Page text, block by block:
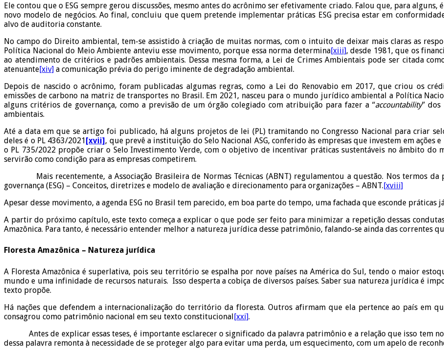
Ele contou que o ESG sempre gerou discussões, mesmo antes do acrônimo ser efetivamente criado. Falou que, para
novo modelo de negócios. Ao final, concluiu que quem pretende implementar práticas ESG precisa estar em
alvo de auditoria constante.
No campo do Direito ambiental, tem-se assistido à criação de muitas normas, com o intuito de deixar mais claras as
Política Nacional do Meio Ambiente anteviu esse movimento, porque essa norma determina[xiii], desde 1981, que os
ao atendimento de critérios e padrões ambientais. Dessa mesma forma, a Lei de Crimes Ambientais pode ser citada
atenuante[xiv] a comunicação prévia do perigo iminente de degradação ambiental.
Depois de nascido o acrônimo, foram publicadas algumas regras, como a Lei do Renovabio em 2017, que criou os
emissões de carbono na matriz de transportes no Brasil. Em 2021, nasceu para o mundo jurídico ambiental a Política
alguns critérios de governança, como a previsão de um órgão colegiado com atribuição para fazer a “accountability” dos
ambientais.
Até a data em que se artigo foi publicado, há alguns projetos de lei (PL) tramitando no Congresso Nacional para criar
deles é o PL 4363/2021[xvii], que prevê a instituição do Selo Nacional ASG, conferido às empresas que investem em ações
o PL 735/2022 propõe criar o Selo Investimento Verde, com o objetivo de incentivar práticas sustentáveis no âmbito do
servirão como condição para as empresas competirem.
Mais recentemente, a Associação Brasileira de Normas Técnicas (ABNT) regulamentou a questão. Nos termos da
governança (ESG) – Conceitos, diretrizes e modelo de avaliação e direcionamento para organizações – ABNT.[xviii]
Apesar desse movimento, a agenda ESG no Brasil tem parecido, em boa parte do tempo, uma fachada que esconde práticas
A partir do próximo capítulo, este texto começa a explicar o que pode ser feito para minimizar a repetição dessas
Amazônica. Para tanto, é necessário entender melhor a natureza jurídica desse patrimônio, falando-se ainda das correntes
Floresta Amazônica – Natureza jurídica
A Floresta Amazônica é superlativa, pois seu território se espalha por nove países na América do Sul, tendo o maior
mundo e uma infinidade de recursos naturais. Isso desperta a cobiça de diversos países. Saber sua natureza jurídica é
texto propõe.
Há nações que defendem a internacionalização do território da floresta. Outros afirmam que ela pertence ao país em
consagrou como patrimônio nacional em seu texto constitucional [xxi].
Antes de explicar essas teses, é importante esclarecer o significado da palavra patrimônio e a relação que isso tem
dessa palavra remonta à necessidade de se proteger algo para evitar uma perda, um esquecimento, com um apelo de